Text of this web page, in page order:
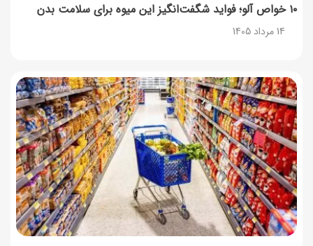
۱۰ خواص آلو؛ فواید شگفت‌انگیز این میوه برای سلامت بدن
14 مرداد 1405
همه‌چیز درباره خواص چای سبز، میزان مصرف و عوارض آن
12 مرداد 1405
طرز تهیه مافین آلبالو با بافت نرم و اسفنجی
12 مرداد 1405